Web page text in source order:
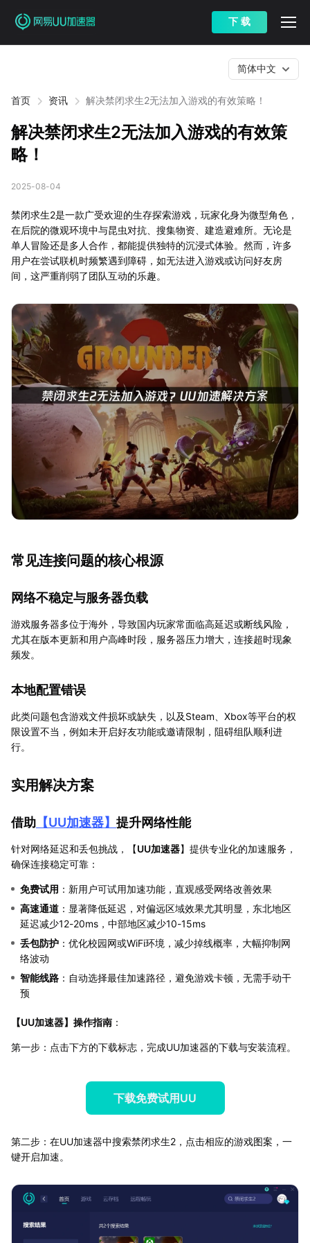
下 载
首页 资讯 解决禁闭求生2无法加入游戏的有效策略！
简体中文
解决禁闭求生2无法加入游戏的有效策
略！
2025-08-04
禁闭求生2是一款广受欢迎的生存探索游戏，玩家化身为微型角色，
在后院的微观环境中与昆虫对抗、搜集物资、建造避难所。无论是
单人冒险还是多人合作，都能提供独特的沉浸式体验。然而，许多
用户在尝试联机时频繁遇到障碍，如无法进入游戏或访问好友房
间，这严重削弱了团队互动的乐趣。
常见连接问题的核心根源
网络不稳定与服务器负载
游戏服务器多位于海外，导致国内玩家常面临高延迟或断线风险，
尤其在版本更新和用户高峰时段，服务器压力增大，连接超时现象
频发。
本地配置错误
此类问题包含游戏文件损坏或缺失，以及Steam、Xbox等平台的权
限设置不当，例如未开启好友功能或邀请限制，阻碍组队顺利进
行。
实用解决方案
借助 【UU加速器】 提升网络性能
针对网络延迟和丢包挑战，【UU加速器】提供专业化的加速服务，
确保连接稳定可靠：
免费试用 ：新用户可试用加速功能，直观感受网络改善效果
高速通道 ：显著降低延迟，对偏远区域效果尤其明显，东北地区
延迟减少12-20ms，中部地区减少10-15ms
丢包防护 ：优化校园网或WiFi环境，减少掉线概率，大幅抑制网
络波动
智能线路 ：自动选择最佳加速路径，避免游戏卡顿，无需手动干
预
【UU加速器】操作指南 ：
第一步：点击下方的下载标志，完成UU加速器的下载与安装流程。
下载免费试用UU
第二步：在UU加速器中搜索禁闭求生2，点击相应的游戏图案，一
键开启加速。